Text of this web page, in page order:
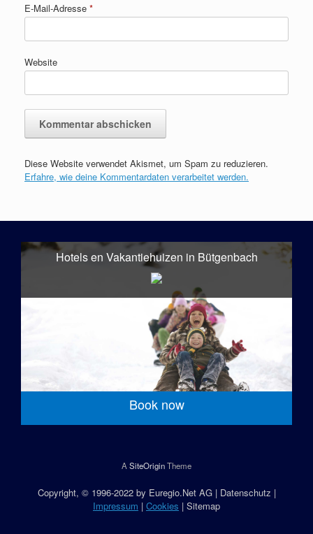
E-Mail-Adresse *
Website
Diese Website verwendet Akismet, um Spam zu reduzieren.
Erfahre, wie deine Kommentardaten verarbeitet werden.
Hotels en Vakantiehuizen in Bütgenbach
Book now
A SiteOriginTheme
Copyright, © 1996-2022 by Euregio.Net AG| Datenschutz |
Impressum | Cookies | Sitemap